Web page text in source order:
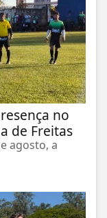
no
de Freitas
agosto, a